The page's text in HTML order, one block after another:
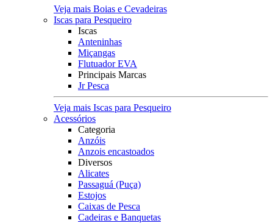
Veja mais Boias e Cevadeiras
Iscas para Pesqueiro
Iscas
Anteninhas
Miçangas
Flutuador EVA
Principais Marcas
Jr Pesca
Veja mais Iscas para Pesqueiro
Acessórios
Categoria
Anzóis
Anzois encastoados
Diversos
Alicates
Passaguá (Puça)
Estojos
Caixas de Pesca
Cadeiras e Banquetas